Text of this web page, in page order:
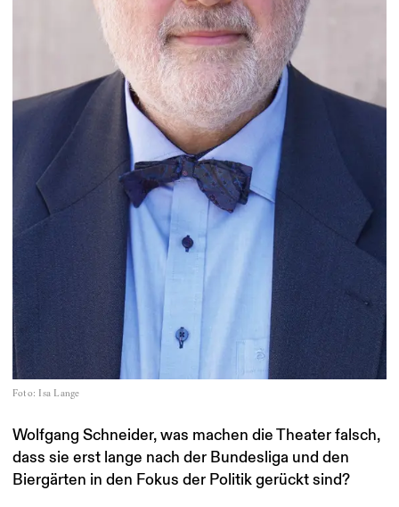
Foto: Isa Lange
Wolfgang Schneider, was machen die ­Theater falsch,
dass sie erst lange nach der Bundesliga und den
Biergärten in den Fokus der Politik gerückt sind?